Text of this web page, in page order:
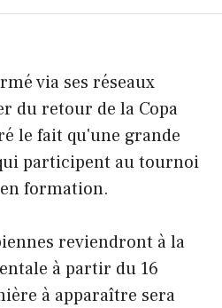
via ses réseaux
du retour de la Copa
le fait qu'une grande
participent au tournoi
formation.
reviendront à la
à partir du 16
à apparaître sera